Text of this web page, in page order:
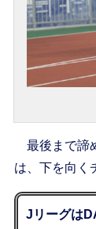
最後まで諦
は、下を向く
Jリーグは